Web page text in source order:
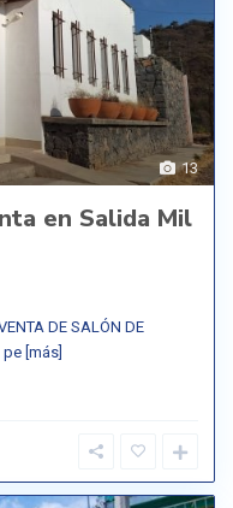
13
en Salida Mil
DE SALÓN DE
pe [más]